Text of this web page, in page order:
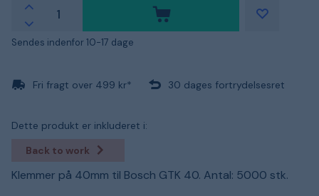
Sendes indenfor 10-17 dage
Fri fragt over 499 kr* 30 dages fortrydelsesret
Dette produkt er inkluderet i:
Back to work
Klemmer på 40mm til Bosch GTK 40. Antal: 5000 stk.